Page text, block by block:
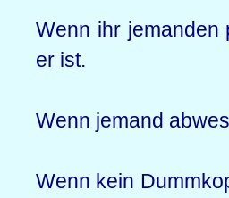
Wenn ihr jemanden
er ist.
Wenn jemand
Wenn kein